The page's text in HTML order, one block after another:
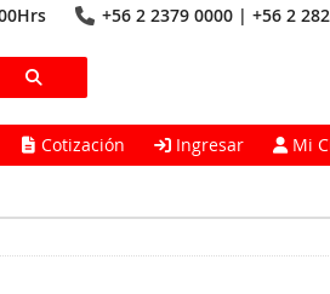
+56 2 2379 0000 | +56 2
Cotización Ingresar Mi